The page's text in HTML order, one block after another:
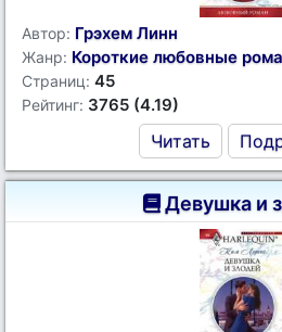
Автор: Грэхем Линн
Жанр: Короткие любовные
Страниц: 45
Рейтинг: 3765 (4.19)
Читать
Девушка и